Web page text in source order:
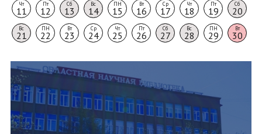
Чт
11
Пт
12
Сб
13
Вс
14
ПН
15
Вт
16
Ср
17
Чт
18
Пт
19
Сб
20
Вс
21
ПН
22
Вт
23
Ср
24
Чт
25
Пт
26
Сб
27
Вс
28
ПН
29
Вт
30